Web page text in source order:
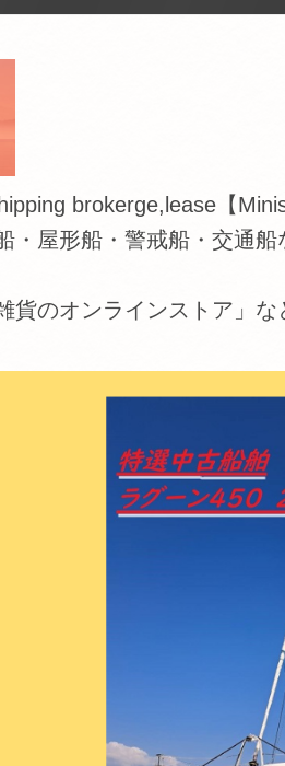
brokerge,lease【
屋形船・警戒船・交通
貨のオンラインストア」